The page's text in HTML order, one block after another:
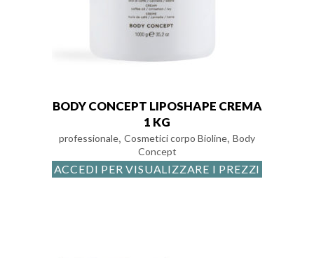
BODY CONCEPT LIPOSHAPE CREMA
1 KG
professionale, Cosmetici corpo Bioline, Body
Concept
ACCEDI PER VISUALIZZARE I PREZZI